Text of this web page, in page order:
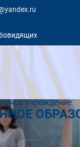
учреждение